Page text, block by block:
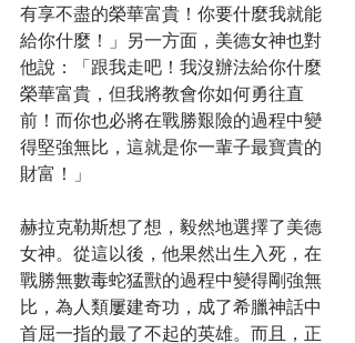
有享不盡的榮華富貴！你要什麼我就能
給你什麼！」另一方面，美德女神也對
他說：「跟我走吧！我沒辦法給你什麼
榮華富貴，但我將教會你如何勇往直
前！而你也必將在戰勝艱險的過程中變
得堅強無比，這就是你一輩子最寶貴的
財富！」
赫拉克勒斯想了想，毅然地選擇了美德
女神。從這以後，他果然出生入死，在
戰勝無數毒蛇猛獸的過程中變得剛強無
比，為人類屢建奇功，成了希臘神話中
首屈一指的最了不起的英雄。而且，正